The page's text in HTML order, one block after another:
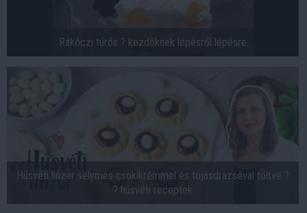
Rákóczi túrós ? kezdőknek lépésről lépésre
Húsvéti linzer selymes csokikrémmel és tojásdrazséval töltve ?
? húsvéti receptek